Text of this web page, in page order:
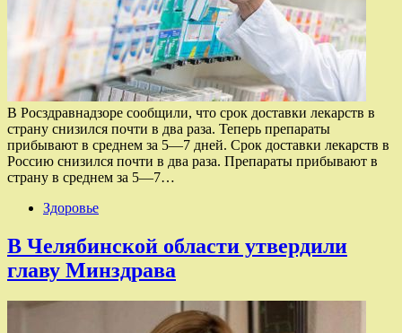
В Росздравнадзоре сообщили, что срок доставки лекарств в
страну снизился почти в два раза. Теперь препараты
прибывают в среднем за 5—7 дней. Срок доставки лекарств в
Россию снизился почти в два раза. Препараты прибывают в
страну в среднем за 5—7…
Здоровье
В Челябинской области утвердили
главу Минздрава